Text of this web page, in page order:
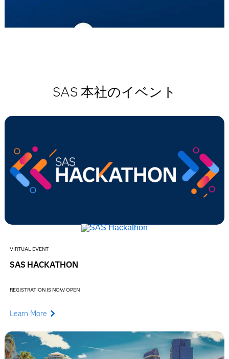
SAS 本社のイベント
VIRTUAL EVENT
SAS HACKATHON
REGISTRATION IS NOW OPEN
Learn More